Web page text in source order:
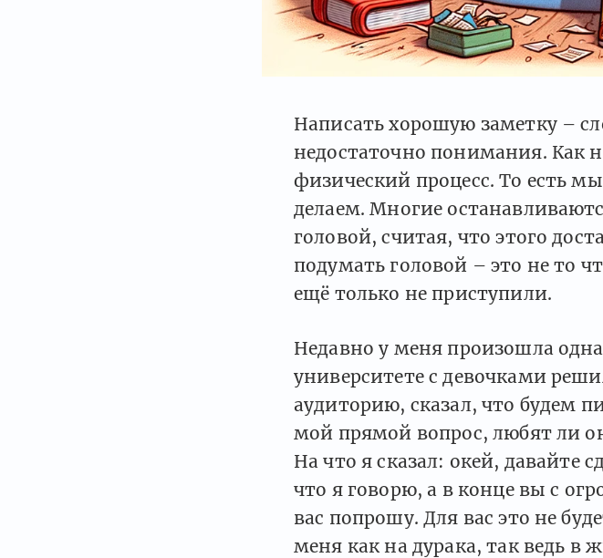
Написать хорошую заметку –
недостаточно понимания. Как
физический процесс. То есть
делаем. Многие
головой, считая, что этого
подумать головой – это не то
ещё только не приступили.
Недавно у меня произошла
университете с девочками
аудиторию, сказал, что будем
мой прямой вопрос, любят ли
На что я сказал: окей, давайте
что я говорю, а в конце вы с
вас попрошу. Для вас это не
меня как на дурака, так ведь в